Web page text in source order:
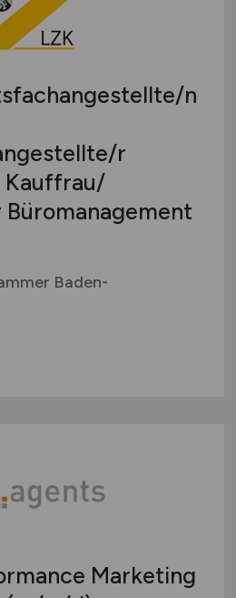
n
r
Kauffrau/
Baden-
Marketing